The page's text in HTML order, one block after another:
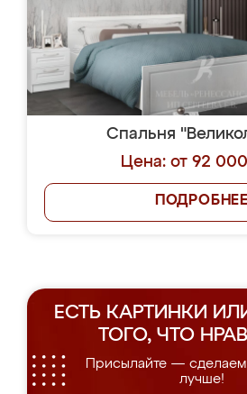
Спальня
Цена: от 92
ПОДРОБНЕЕ
ЕСТЬ КАРТИНКИ
ТОГО, ЧТО
Присылайте —
лучше!